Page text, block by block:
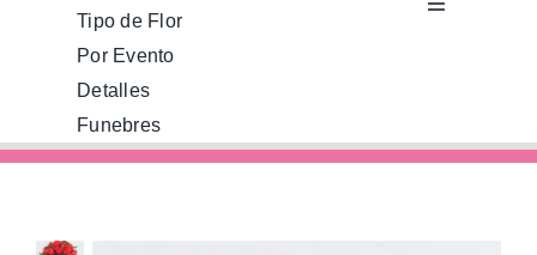
Toggle
Rosas
Tipo de Flor
Por Evento
Detalles
Funebres